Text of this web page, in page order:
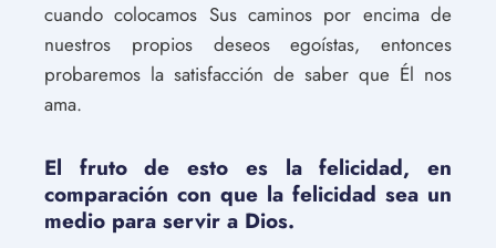
cuando colocamos Sus caminos por encima de
nuestros propios deseos egoístas, entonces
probaremos la satisfacción de saber que Él nos
ama.
El fruto de esto es la felicidad, en
comparación con que la felicidad sea un
medio para servir a Dios.